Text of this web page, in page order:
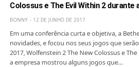
Colossus e The Evil Within 2 durante
BONNY 12 DE JUNHO DE 2017
Em uma conferência curta e objetiva, a
novidades, e focou nos seus jogos que
2017, Wolfenstein 2 The New Colossus e
a empresa mostrou alguns jogos que…